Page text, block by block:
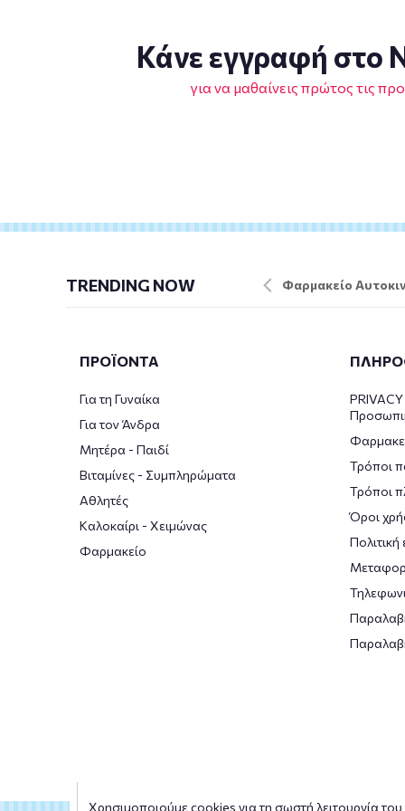
Χρησιμοποιούμε cookies για τη σωστή λειτουργία
Κάνε εγγραφή στο
για να μαθαίνεις πρώτος τις
TRENDING NOW Φαρμακείο
ΠΡΟΪΟΝΤΑ
Για τη Γυναίκα
Για τον Άνδρα
Μητέρα - Παιδί
Βιταμίνες - Συμπληρώματα
Αθλητές
Καλοκαίρι - Χειμώνας
Φαρμακείο
Τρόποι
Τρόποι
Όροι